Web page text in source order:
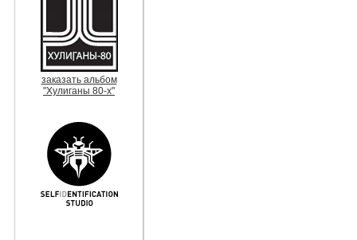
заказать альбом
"Хулиганы 80-х"